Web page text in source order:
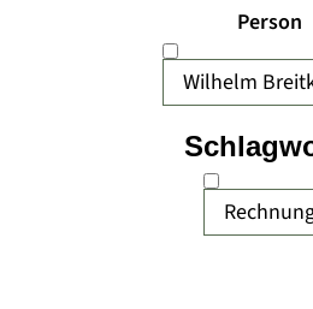
Person
Wilhelm